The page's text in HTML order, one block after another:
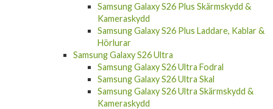
Samsung Galaxy S26 Plus Skärmskydd &
Kameraskydd
Samsung Galaxy S26 Plus Laddare, Kablar &
Hörlurar
Samsung Galaxy S26 Ultra
Samsung Galaxy S26 Ultra Fodral
Samsung Galaxy S26 Ultra Skal
Samsung Galaxy S26 Ultra Skärmskydd &
Kameraskydd